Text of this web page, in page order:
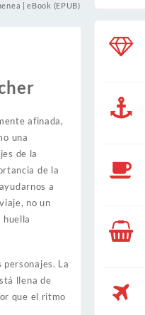
| eBook (EPUB)
afinada,
una
de la
de la
a
no un
huella
La
llena de
que el ritmo